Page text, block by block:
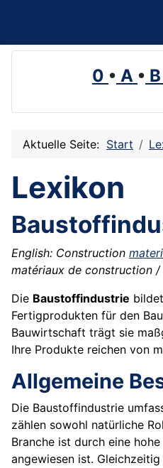
0 • A • B
Aktuelle Seite: Start
Lexikon
English: Construction
matériaux de construction
Die Baustoffindustrie
Fertigprodukten für den
Bauwirtschaft trägt sie
Ihre Produkte reichen von
Allgemeine
Die Baustoffindustrie
zählen sowohl natürliche
Branche ist durch eine
angewiesen ist.